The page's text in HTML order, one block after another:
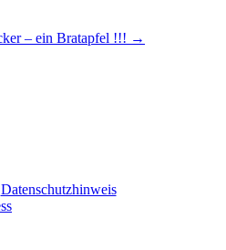
– ein Bratapfel !!! →
Datenschutzhinweis